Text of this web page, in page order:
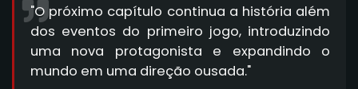
"O próximo capítulo continua a história além
dos eventos do primeiro jogo, introduzindo
uma nova protagonista e expandindo o
mundo em uma direção ousada."